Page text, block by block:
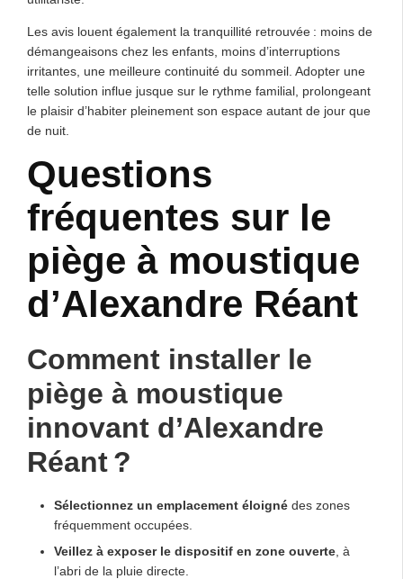
Les avis louent également la tranquillité retrouvée : moins de
démangeaisons chez les enfants, moins d’interruptions
irritantes, une meilleure continuité du sommeil. Adopter une
telle solution influe jusque sur le rythme familial, prolongeant
le plaisir d’habiter pleinement son espace autant de jour que
de nuit.
Questions
fréquentes sur le
piège à moustique
d’Alexandre Réant
Comment installer le
piège à moustique
innovant d’Alexandre
Réant ?
Sélectionnez un emplacement éloigné des zones
fréquemment occupées.
Veillez à exposer le dispositif en zone ouverte , à
l’abri de la pluie directe.